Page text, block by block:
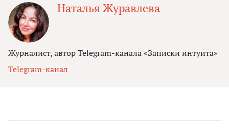
Наталья Журавлева
Журналист, автор Telegram-канала «Записки интуита»
Telegram-канал